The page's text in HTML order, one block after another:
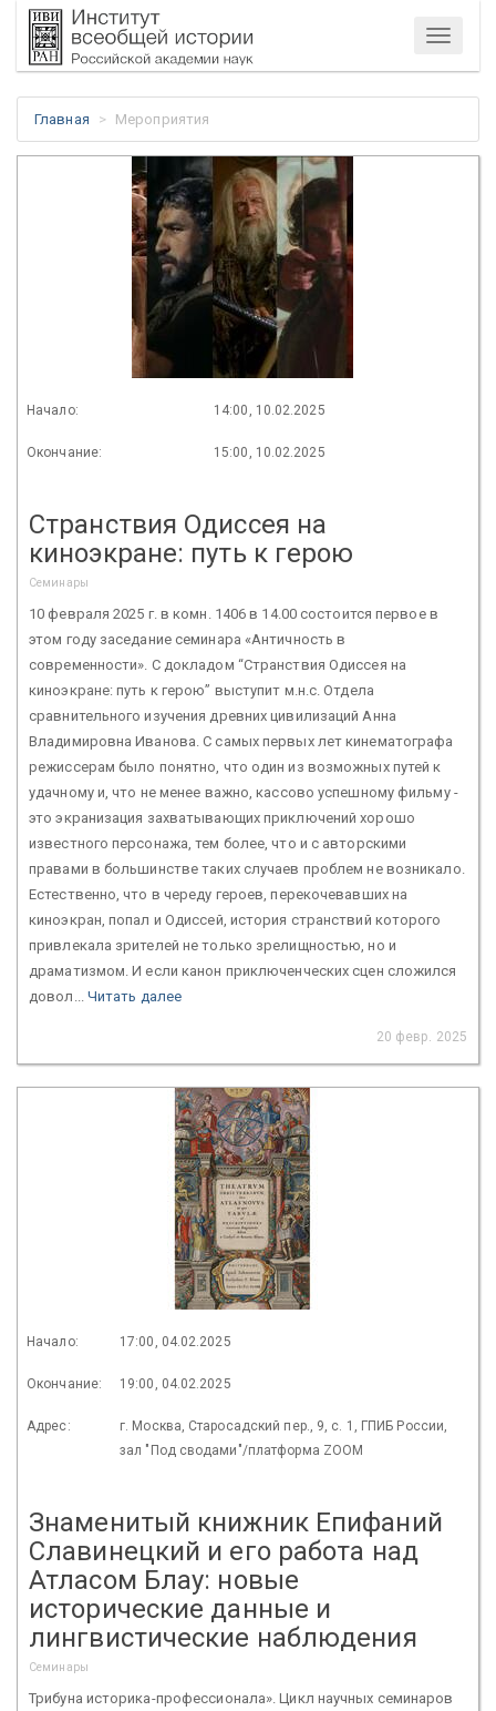
Меню
Главная Мероприятия
Начало: 14:00, 10.02.2025
Окончание: 15:00, 10.02.2025
Странствия Одиссея на
киноэкране: путь к герою
Семинары
10 февраля 2025 г. в комн. 1406 в 14.00 состоится первое в
этом году заседание семинара «Античность в
современности». С докладом “Странствия Одиссея на
киноэкране: путь к герою” выступит м.н.с. Отдела
сравнительного изучения древних цивилизаций Анна
Владимировна Иванова. С самых первых лет кинематографа
режиссерам было понятно, что один из возможных путей к
удачному и, что не менее важно, кассово успешному фильму -
это экранизация захватывающих приключений хорошо
известного персонажа, тем более, что и с авторскими
правами в большинстве таких случаев проблем не возникало.
Естественно, что в череду героев, перекочевавших на
киноэкран, попал и Одиссей, история странствий которого
привлекала зрителей не только зрелищностью, но и
драматизмом. И если канон приключенческих сцен сложился
довол... Читать далее
20 февр. 2025
Начало: 17:00, 04.02.2025
Окончание: 19:00, 04.02.2025
Адрес:
г. Москва, Старосадский пер., 9, с. 1, ГПИБ России,
зал "Под сводами"/платформа ZOOM
Знаменитый книжник Епифаний
Славинецкий и его работа над
Атласом Блау: новые
исторические данные и
лингвистические наблюдения
Семинары
Трибуна историка-профессионала». Цикл научных семинаров